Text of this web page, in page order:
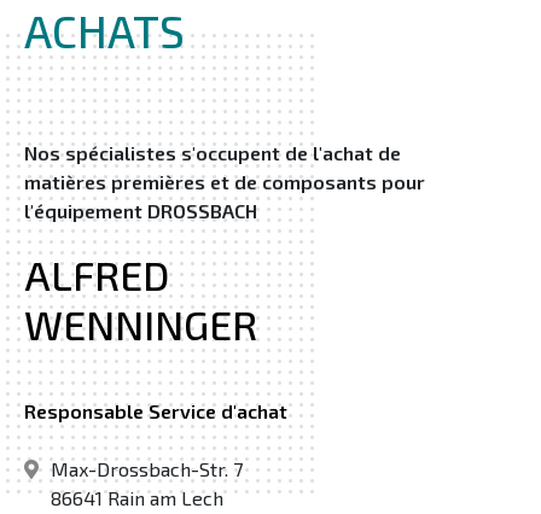
ACHATS
Nos spécialistes s'occupent de l'achat de
matières premières et de composants pour
l'équipement DROSSBACH
ALFRED
WENNINGER
Responsable Service d'achat
Max-Drossbach-Str. 7
86641 Rain am Lech